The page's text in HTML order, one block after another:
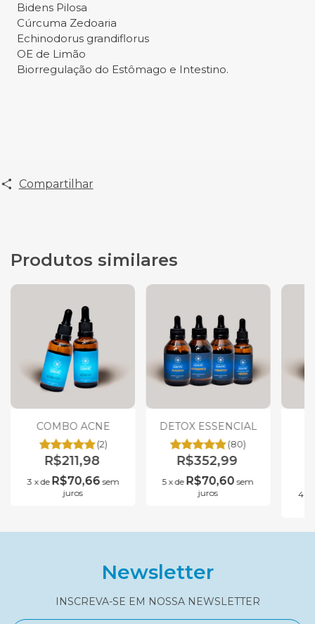
Bidens Pilosa
Cúrcuma Zedoaria
Echinodorus grandiflorus
OE de Limão
Biorregulação do Estômago e Intestino.
Compartilhar
Produtos similares
COMBO ACNE
(2)
R$211,98
3 xde R$70,66 sem
juros
DETOX ESSENCIAL
(80)
R$352,99
5 xde R$70,60 sem
juros
4
Newsletter
INSCREVA-SE EM NOSSA NEWSLETTER